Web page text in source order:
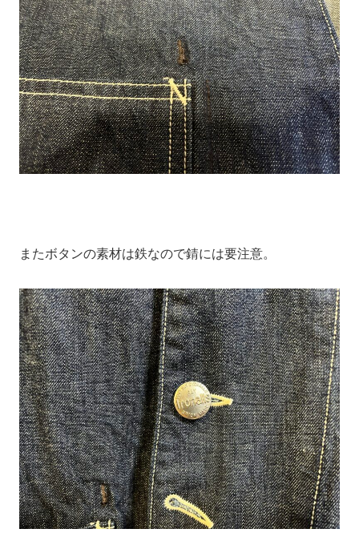
またボタンの素材は鉄なので錆には要注意。